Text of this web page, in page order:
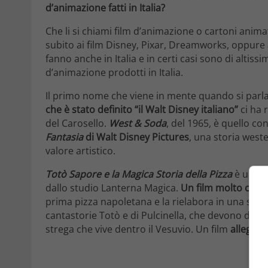
d’animazione fatti in Italia?
Che li si chiami film d’animazione o cartoni
subito ai film Disney, Pixar, Dreamworks,
fanno anche in Italia e in certi casi sono di
d’animazione prodotti in Italia.
Il primo nome che viene in mente quando si
che è stato definito “il Walt Disney italiano” ci ha
del Carosello. West & Soda, del 1965, è quello
Fantasiadi Walt Disney Pictures, una storia
valore artistico.
Totò Sapore e la Magica Storia della Pizzaè un
dallo studio Lanterna Magica. Un film molto
prima pizza napoletana e la rielabora in una
cantastorie Totò e di Pulcinella, che devono
strega che vive dentro il Vesuvio. Un film allegro